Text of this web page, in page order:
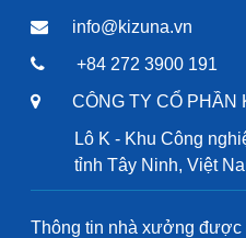
info@kizuna.vn
+84 272 3900 191
CÔNG TY CỔ PHẦN
Lô K - Khu Công
tỉnh Tây Ninh, Việt
Thông tin nhà xưởng được